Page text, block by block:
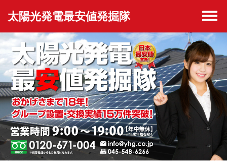
太陽光発電最安値発掘隊